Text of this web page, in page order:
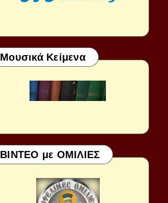
Μουσικά Κείμενα
ΒΙΝΤΕΟ με ΟΜΙΛΙΕΣ